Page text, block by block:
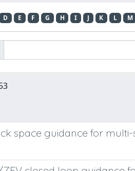
D E F G H I J K L M
space guidance for